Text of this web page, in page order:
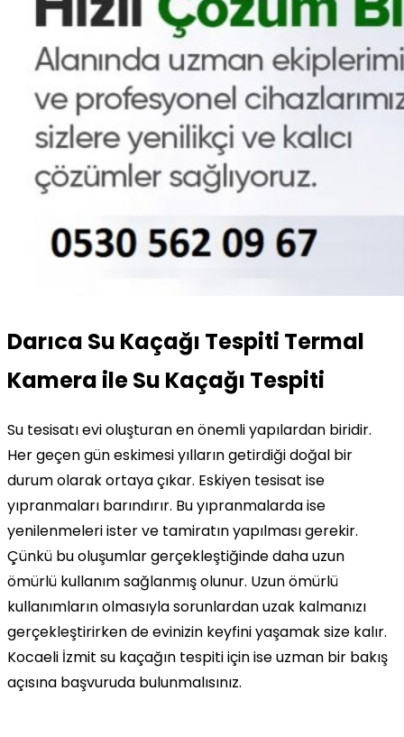
Darıca Su Kaçağı Tespiti Termal
Kamera ile Su Kaçağı Tespiti
Su tesisatı evi oluşturan en önemli yapılardan biridir.
Her geçen gün eskimesi yılların getirdiği doğal bir
durum olarak ortaya çıkar. Eskiyen tesisat ise
yıpranmaları barındırır. Bu yıpranmalarda ise
yenilenmeleri ister ve tamiratın yapılması gerekir.
Çünkü bu oluşumlar gerçekleştiğinde daha uzun
ömürlü kullanım sağlanmış olunur. Uzun ömürlü
kullanımların olmasıyla sorunlardan uzak kalmanızı
gerçekleştirirken de evinizin keyfini yaşamak size kalır.
Kocaeli İzmit su kaçağın tespiti için ise uzman bir bakış
açısına başvuruda bulunmalısınız.